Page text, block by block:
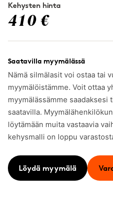
Kehysten hinta
410 €
Saatavilla myymälässä
Nämä silmälasit voi ostaa tai
myymälöistämme. Voit ottaa
myymälässämme saadaksesi
saatavilla.
löytämään muita vastaavia
kehysmalli on loppu
Löydä myymälä